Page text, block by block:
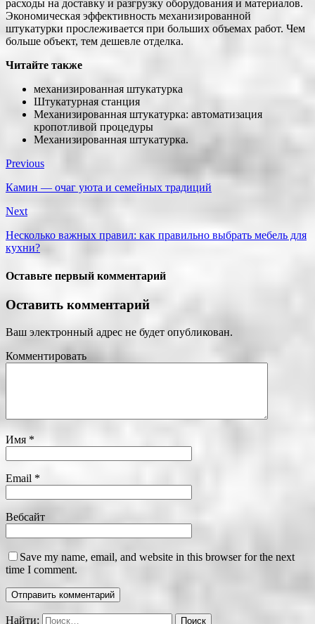
расходы на доставку и разгрузку оборудования и материалов.
Экономическая эффективность механизированной
штукатурки прослеживается при больших объемах работ. Чем
больше объект, тем дешевле отделка.
Читайте также
механизированная штукатурка
Штукатурная станция
Механизированная штукатурка: автоматизация
кропотливой процедуры
Механизированная штукатурка.
Previous
Камин — очаг уюта и семейных традиций
Next
Несколько важных правил: как правильно выбрать мебель для
кухни?
Оставьте первый комментарий
Оставить комментарий
Ваш электронный адрес не будет опубликован.
Комментировать
Имя *
Email *
Вебсайт
Save my name, email, and website in this browser for the next
time I comment.
Найти: